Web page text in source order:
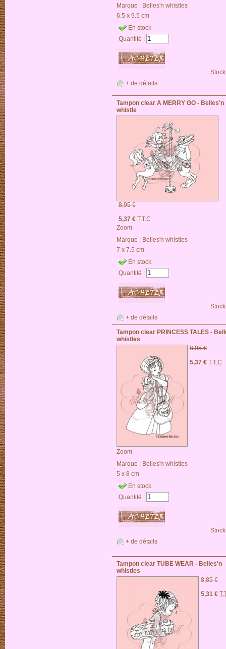
Marque : Belles'n whistles
6.5 x 9.5 cm
En stock
Quantité :
+ de détails
Tampon clear A MERRY GO - Belles'n
whistle
8,95 €
5,37 € T.T.C
Zoom
Marque : Belles'n whistles
7 x 7.5 cm
En stock
Quantité :
+ de détails
Tampon clear PRINCESS TALES -
whistles
8,95 €
5,37 € T.T.C
Zoom
Marque : Belles'n whistles
5 x 8 cm
En stock
Quantité :
+ de détails
Tampon clear TUBE WEAR - Belles'n
whistles
8,85 €
5,31 €